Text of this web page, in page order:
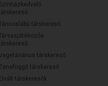
társkereső
társkereső
társkereső
társkeresők